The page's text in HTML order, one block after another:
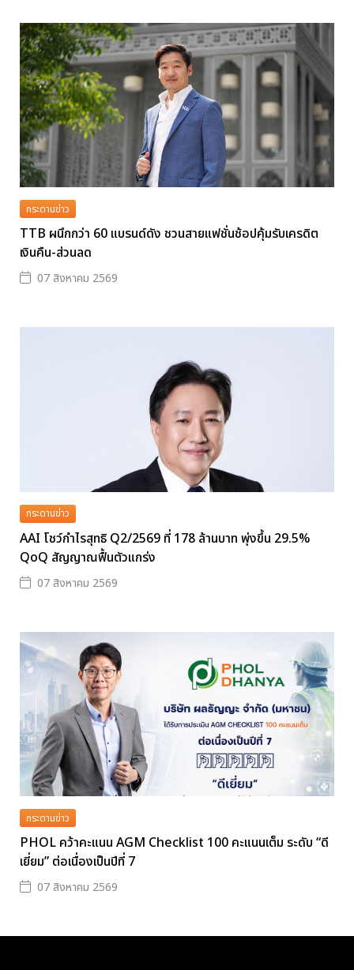
กระดานข่าว
TTB ผนึกกว่า 60 แบรนด์ดัง ชวนสายแฟชั่นช้อปคุ้มรับเครดิต
เงินคืน-ส่วนลด
07 สิงหาคม 2569
กระดานข่าว
AAI โชว์กำไรสุทธิ Q2/2569 ที่ 178 ล้านบาท พุ่งขึ้น 29.5%
QoQ สัญญาณฟื้นตัวแกร่ง
07 สิงหาคม 2569
กระดานข่าว
PHOL คว้าคะแนน AGM Checklist 100 คะแนนเต็ม ระดับ “ดี
เยี่ยม” ต่อเนื่องเป็นปีที่ 7
07 สิงหาคม 2569